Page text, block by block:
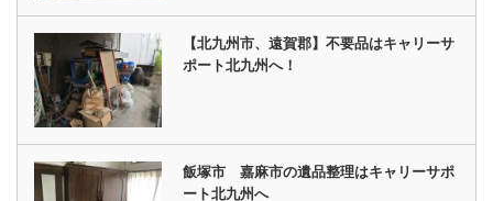
【北九州市、遠賀郡】不要品はキャリーサ
ポート北九州へ！
飯塚市 嘉麻市の遺品整理はキャリーサポ
ート北九州へ